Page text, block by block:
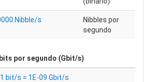
Nibble/s
Nibbles por
segundo
por segundo (Gbit/s)
1 bit/s = 1E-09 Gbit/s